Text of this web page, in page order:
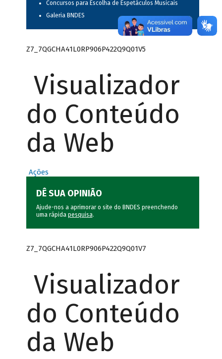
Concursos para Escolha de Espetáculos Musicais
Galeria BNDES
Z7_7QGCHA41L0RP906P422Q9Q01V5
Visualizador
do Conteúdo
da Web
Ações
DÊ SUA OPINIÃO
Ajude-nos a aprimorar o site do BNDES preenchendo
uma rápida pesquisa.
Z7_7QGCHA41L0RP906P422Q9Q01V7
Visualizador
do Conteúdo
da Web